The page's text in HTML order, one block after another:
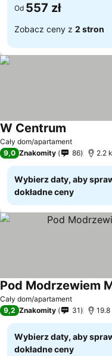
Od 557 zł
Zobacz ceny z 2 stron
Cały dom/apartament
W Centrum
9,0 Znakomity 86 2.2
Wybierz daty, aby
dokładne ceny
Cały dom/apartament
Pod Modrzewiem
9,2 Znakomity 31
Wybierz daty, aby
dokładne ceny